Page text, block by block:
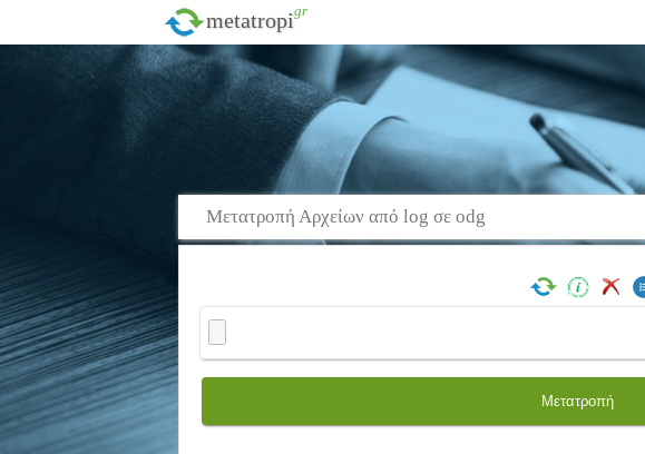
metatropi.gr
Μετατροπή Αρχείων από log σε odg
Μετατροπή